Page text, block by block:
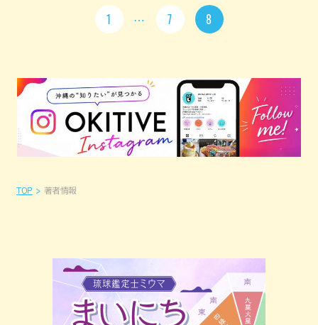
1 7 8
TOP 著者情報